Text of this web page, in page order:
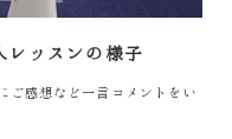
レッスンの様子
ご感想など一言コメントをい